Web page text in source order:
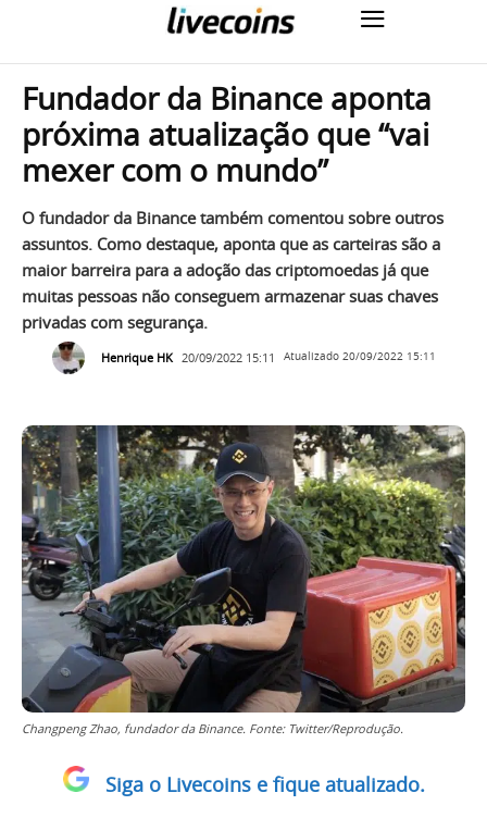
Fundador da Binance aponta
próxima atualização que “vai
mexer com o mundo”
O fundador da Binance também comentou sobre outros
assuntos. Como destaque, aponta que as carteiras são a
maior barreira para a adoção das criptomoedas já que
muitas pessoas não conseguem armazenar suas chaves
privadas com segurança.
Henrique HK 20/09/2022 15:11 Atualizado 20/09/2022 15:11
Changpeng Zhao, fundador da Binance. Fonte: Twitter/Reprodução.
Siga o Livecoins e fique atualizado.